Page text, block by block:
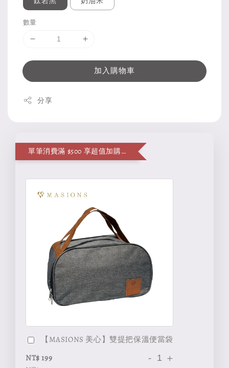
數量
加入購物車
分享
單筆消費滿 $500 享超值加購便當袋
【MASIONS 美心】雙提把保溫便當袋
NT$ 199
- +